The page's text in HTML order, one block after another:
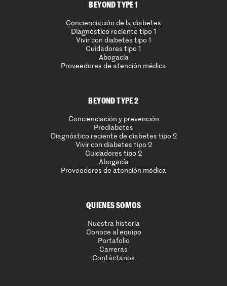
BEYOND TYPE 1
Concienciación de la diabetes
Diagnóstico reciente tipo 1
Vivir con diabetes tipo 1
Cuidadores tipo 1
Abogacía
Proveedores de atención médica
BEYOND TYPE 2
Concienciación y prevención
Prediabetes
Diagnóstico reciente de diabetes tipo 2
Vivir con diabetes tipo 2
Cuidadores tipo 2
Abogacía
Proveedores de atención médica
QUIENES SOMOS
Nuestra historia
Conoce al equipo
Portafolio
Carreras
Contáctanos